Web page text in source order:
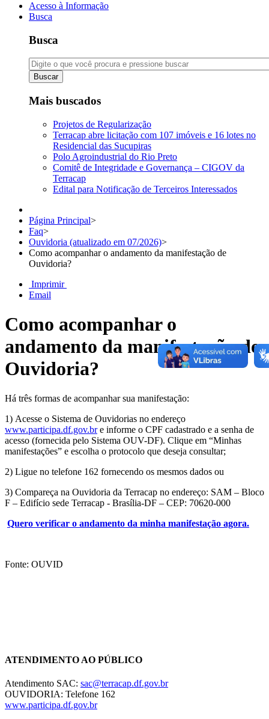
Acesso à Informação
Busca
Busca
Buscar
Mais buscados
Projetos de Regularização
Terracap abre licitação com 107 imóveis e 16 lotes no
Residencial das Sucupiras
Polo Agroindustrial do Rio Preto
Comitê de Integridade e Governança – CIGOV da
Terracap
Edital para Notificação de Terceiros Interessados
Página Principal>
Faq>
Ouvidoria (atualizado em 07/2026)>
Como acompanhar o andamento da manifestação de
Ouvidoria?
Imprimir
Email
Como acompanhar o
andamento da manifestação de
Ouvidoria?
Há três formas de acompanhar sua manifestação:
1) Acesse o Sistema de Ouvidorias no endereço
www.participa.df.gov.bre informe o CPF cadastrado e a senha de
acesso (fornecida pelo Sistema OUV-DF). Clique em “Minhas
manifestações” e escolha o protocolo que deseja consultar;
2) Ligue no telefone 162 fornecendo os mesmos dados ou
3) Compareça na Ouvidoria da Terracap no endereço: SAM – Bloco
F – Edifício sede Terracap - Brasília-DF – CEP: 70620-000
Quero verificar o andamento da minha manifestação agora.
Fonte: OUVID
ATENDIMENTO AO PÚBLICO
Atendimento SAC: sac@terracap.df.gov.br
OUVIDORIA: Telefone 162
www.participa.df.gov.br